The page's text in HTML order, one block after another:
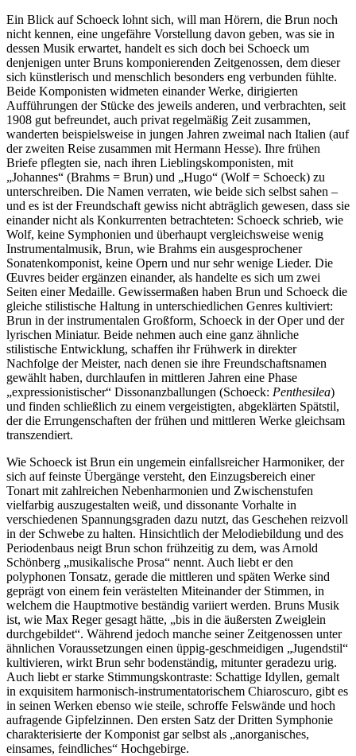
Ein Blick auf Schoeck lohnt sich, will man Hörern, die Brun noch
nicht kennen, eine ungefähre Vorstellung davon geben, was sie in
dessen Musik erwartet, handelt es sich doch bei Schoeck um
denjenigen unter Bruns komponierenden Zeitgenossen, dem dieser
sich künstlerisch und menschlich besonders eng verbunden fühlte.
Beide Komponisten widmeten einander Werke, dirigierten
Aufführungen der Stücke des jeweils anderen, und verbrachten, seit
1908 gut befreundet, auch privat regelmäßig Zeit zusammen,
wanderten beispielsweise in jungen Jahren zweimal nach Italien (auf
der zweiten Reise zusammen mit Hermann Hesse). Ihre frühen
Briefe pflegten sie, nach ihren Lieblingskomponisten, mit
„Johannes“ (Brahms = Brun) und „Hugo“ (Wolf = Schoeck) zu
unterschreiben. Die Namen verraten, wie beide sich selbst sahen –
und es ist der Freundschaft gewiss nicht abträglich gewesen, dass sie
einander nicht als Konkurrenten betrachteten: Schoeck schrieb, wie
Wolf, keine Symphonien und überhaupt vergleichsweise wenig
Instrumentalmusik, Brun, wie Brahms ein ausgesprochener
Sonatenkomponist, keine Opern und nur sehr wenige Lieder. Die
Œuvres beider ergänzen einander, als handelte es sich um zwei
Seiten einer Medaille. Gewissermaßen haben Brun und Schoeck die
gleiche stilistische Haltung in unterschiedlichen Genres kultiviert:
Brun in der instrumentalen Großform, Schoeck in der Oper und der
lyrischen Miniatur. Beide nehmen auch eine ganz ähnliche
stilistische Entwicklung, schaffen ihr Frühwerk in direkter
Nachfolge der Meister, nach denen sie ihre Freundschaftsnamen
gewählt haben, durchlaufen in mittleren Jahren eine Phase
„expressionistischer“ Dissonanzballungen (Schoeck: Penthesilea)
und finden schließlich zu einem vergeistigten, abgeklärten Spätstil,
der die Errungenschaften der frühen und mittleren Werke gleichsam
transzendiert.
Wie Schoeck ist Brun ein ungemein einfallsreicher Harmoniker, der
sich auf feinste Übergänge versteht, den Einzugsbereich einer
Tonart mit zahlreichen Nebenharmonien und Zwischenstufen
vielfarbig auszugestalten weiß, und dissonante Vorhalte in
verschiedenen Spannungsgraden dazu nutzt, das Geschehen reizvoll
in der Schwebe zu halten. Hinsichtlich der Melodiebildung und des
Periodenbaus neigt Brun schon frühzeitig zu dem, was Arnold
Schönberg „musikalische Prosa“ nennt. Auch liebt er den
polyphonen Tonsatz, gerade die mittleren und späten Werke sind
geprägt von einem fein verästelten Miteinander der Stimmen, in
welchem die Hauptmotive beständig variiert werden. Bruns Musik
ist, wie Max Reger gesagt hätte, „bis in die äußersten Zweiglein
durchgebildet“. Während jedoch manche seiner Zeitgenossen unter
ähnlichen Voraussetzungen einen üppig-geschmeidigen „Jugendstil“
kultivieren, wirkt Brun sehr bodenständig, mitunter geradezu urig.
Auch liebt er starke Stimmungskontraste: Schattige Idyllen, gemalt
in exquisitem harmonisch-instrumentatorischem Chiaroscuro, gibt es
in seinen Werken ebenso wie steile, schroffe Felswände und hoch
aufragende Gipfelzinnen. Den ersten Satz der Dritten Symphonie
charakterisierte der Komponist gar selbst als „anorganisches,
einsames, feindliches“ Hochgebirge.